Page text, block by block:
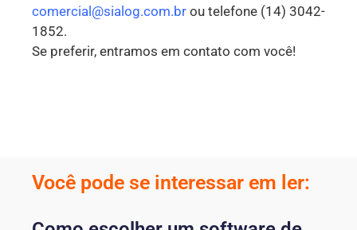
comercial@sialog.com.br ou telefone (14) 3042-
1852.
Se preferir, entramos em contato com você!
Você pode se interessar em ler: